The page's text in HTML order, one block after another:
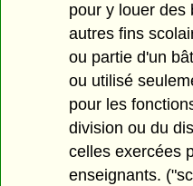
pour y louer des
autres fins
ou partie d'un
ou utilisé
pour les
division ou du
celles exercées
enseignants.